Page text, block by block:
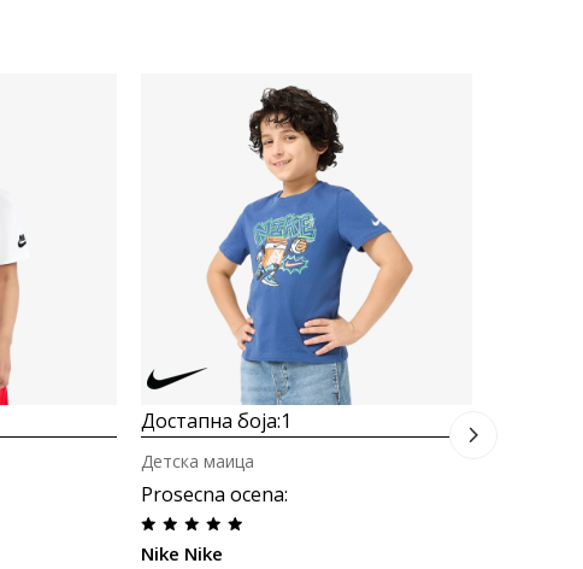
Достапна боја:1
Prosecna ocena:
Nike Nike
Детска маица